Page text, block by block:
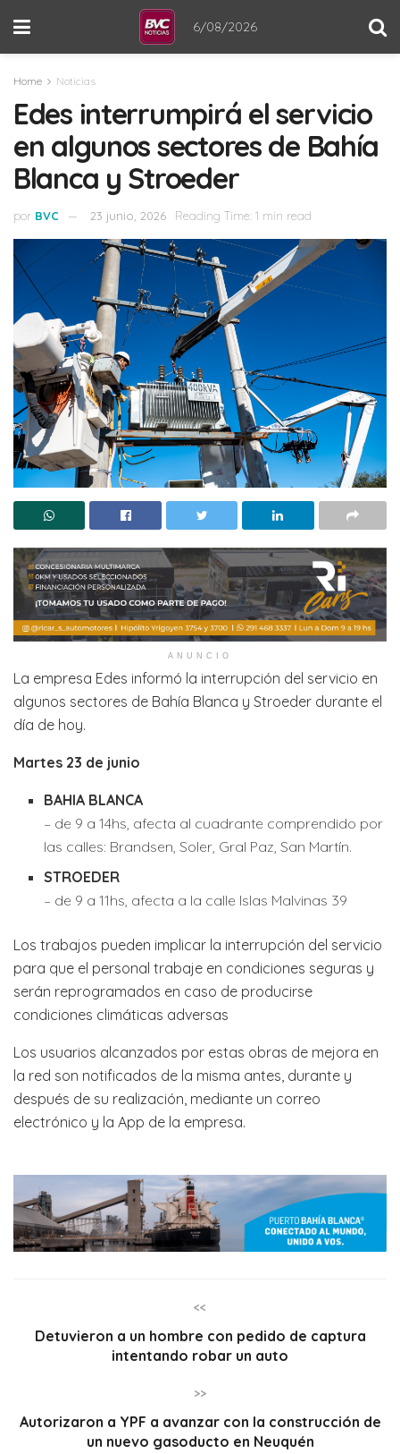
6/08/2026
Home Noticias
Edes interrumpirá el servicio
en algunos sectores de Bahía
Blanca y Stroeder
por BVC 23 junio, 2026 Reading Time: 1 min read
ANUNCIO
La empresa Edes informó la interrupción del servicio en
algunos sectores de Bahía Blanca y Stroeder durante el
día de hoy.
Martes 23 de junio
BAHIA BLANCA
– de 9 a 14hs, afecta al cuadrante comprendido por
las calles: Brandsen, Soler, Gral Paz, San Martín.
STROEDER
– de 9 a 11hs, afecta a la calle Islas Malvinas 39
Los trabajos pueden implicar la interrupción del servicio
para que el personal trabaje en condiciones seguras y
serán reprogramados en caso de producirse
condiciones climáticas adversas
Los usuarios alcanzados por estas obras de mejora en
la red son notificados de la misma antes, durante y
después de su realización, mediante un correo
electrónico y la App de la empresa.
<<
Detuvieron a un hombre con pedido de captura
intentando robar un auto
>>
Autorizaron a YPF a avanzar con la construcción de
un nuevo gasoducto en Neuquén